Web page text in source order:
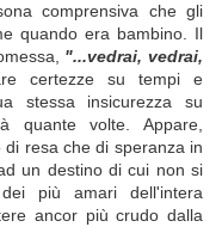
comprensiva che gli
quando era bambino. Il
"...vedrai, vedrai,
certezze su tempi e
stessa insicurezza su
quante volte. Appare,
resa che di speranza in
un destino di cui non si
più amari dell'intera
ancor più crudo dalla